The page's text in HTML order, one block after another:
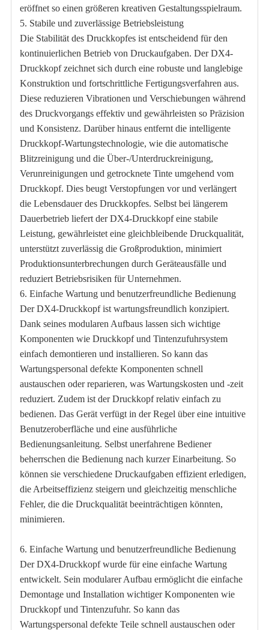
eröffnet so einen größeren kreativen Gestaltungsspielraum.
5. Stabile und zuverlässige Betriebsleistung
Die Stabilität des Druckkopfes ist entscheidend für den
kontinuierlichen Betrieb von Druckaufgaben. Der DX4-
Druckkopf zeichnet sich durch eine robuste und langlebige
Konstruktion und fortschrittliche Fertigungsverfahren aus.
Diese reduzieren Vibrationen und Verschiebungen während
des Druckvorgangs effektiv und gewährleisten so Präzision
und Konsistenz. Darüber hinaus entfernt die intelligente
Druckkopf-Wartungstechnologie, wie die automatische
Blitzreinigung und die Über-/Unterdruckreinigung,
Verunreinigungen und getrocknete Tinte umgehend vom
Druckkopf. Dies beugt Verstopfungen vor und verlängert
die Lebensdauer des Druckkopfes. Selbst bei längerem
Dauerbetrieb liefert der DX4-Druckkopf eine stabile
Leistung, gewährleistet eine gleichbleibende Druckqualität,
unterstützt zuverlässig die Großproduktion, minimiert
Produktionsunterbrechungen durch Geräteausfälle und
reduziert Betriebsrisiken für Unternehmen.
6. Einfache Wartung und benutzerfreundliche Bedienung
Der DX4-Druckkopf ist wartungsfreundlich konzipiert.
Dank seines modularen Aufbaus lassen sich wichtige
Komponenten wie Druckkopf und Tintenzufuhrsystem
einfach demontieren und installieren. So kann das
Wartungspersonal defekte Komponenten schnell
austauschen oder reparieren, was Wartungskosten und -zeit
reduziert. Zudem ist der Druckkopf relativ einfach zu
bedienen. Das Gerät verfügt in der Regel über eine intuitive
Benutzeroberfläche und eine ausführliche
Bedienungsanleitung. Selbst unerfahrene Bediener
beherrschen die Bedienung nach kurzer Einarbeitung. So
können sie verschiedene Druckaufgaben effizient erledigen,
die Arbeitseffizienz steigern und gleichzeitig menschliche
Fehler, die die Druckqualität beeinträchtigen könnten,
minimieren.
6. Einfache Wartung und benutzerfreundliche Bedienung
Der DX4-Druckkopf wurde für eine einfache Wartung
entwickelt. Sein modularer Aufbau ermöglicht die einfache
Demontage und Installation wichtiger Komponenten wie
Druckkopf und Tintenzufuhr. So kann das
Wartungspersonal defekte Teile schnell austauschen oder